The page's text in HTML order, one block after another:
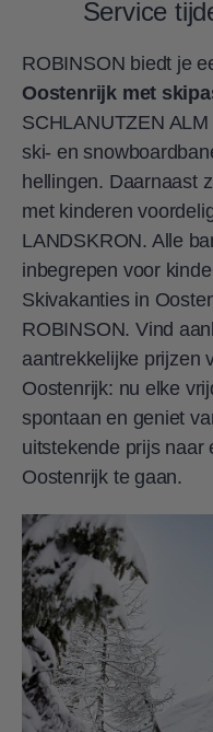
Service
ROBINSON biedt je
Oostenrijk met
SCHLANUTZEN
ski- en
hellingen. Daarnaast
met kinderen
LANDSKRON. Alle
inbegrepen voor
Skivakanties in
ROBINSON. Vind
aantrekkelijke prijzen
Oostenrijk: nu elke
spontaan en geniet
uitstekende prijs naar
Oostenrijk te gaan.